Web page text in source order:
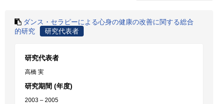
ダンス・セラピーによる心身の健康の改善に関する総合
的研究
研究代表者
研究代表者
高橋 実
研究期間 (年度)
2003 – 2005